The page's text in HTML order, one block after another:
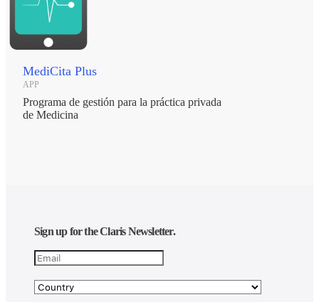
MediCita Plus
APP
Programa de gestión para la práctica privada
de Medicina
Sign up for the Claris Newsletter.